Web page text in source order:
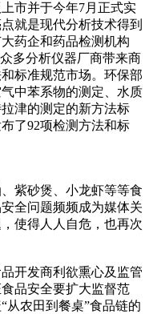
市并于今年7月正式实
就是现代分析技术得到
药企和药品检测机构
多分析仪器厂商带来商
标准规范市场。环保部
中苯系物的测定、水质
津的测定的新方法标
了92项检测方法和标
紫砂煲、小龙虾等等食
全问题频频成为媒体关
使得人人自危，也再次
开发商利欲熏心及监管
品安全要扩大监督范
从农田到餐桌”食品链的